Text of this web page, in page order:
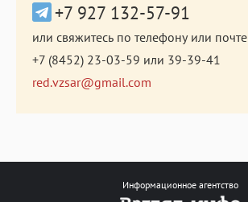
+7 927 132-57-91
или свяжитесь по телефону или почте
+7 (8452) 23-03-59 или 39-39-41
red.vzsar@gmail.com
Информационное агентство